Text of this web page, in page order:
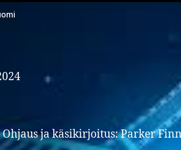
ja käsikirjoitus: Parker